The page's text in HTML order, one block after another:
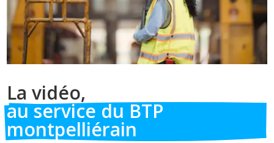
La vidéo,
au service du BTP
montpelliérain